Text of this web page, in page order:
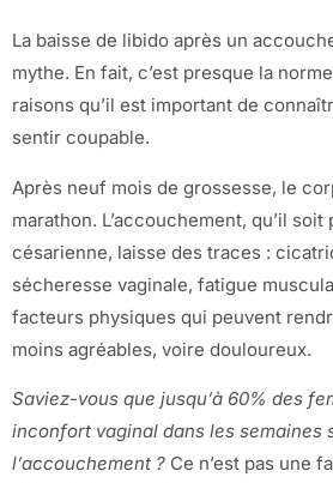
La baisse de libido après un
mythe. En fait, c’est presque la
raisons qu’il est important de
sentir coupable.
Après neuf mois de grossesse, le
marathon. L’accouchement, qu’il soit
césarienne, laisse des traces :
sécheresse vaginale, fatigue
facteurs physiques qui peuvent
moins agréables, voire douloureux.
Saviez-vous que jusqu’à 60% des
inconfort vaginal dans les semaines
l’accouchement ? Ce n’est pas une